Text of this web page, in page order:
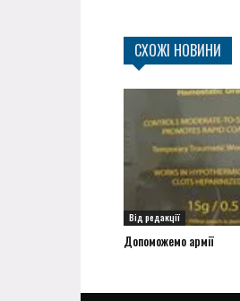
СХОЖІ НОВИНИ
Від редакції
Допоможемо армії